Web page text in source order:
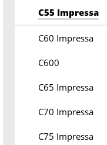
C55 Impressa
C60 Impressa
C600
C65 Impressa
C70 Impressa
C75 Impressa